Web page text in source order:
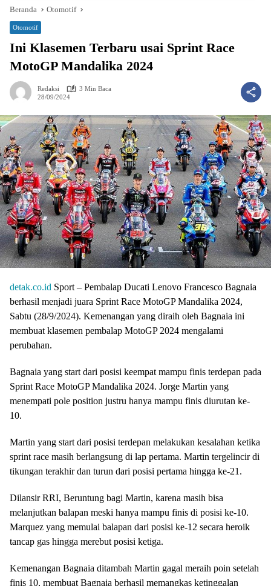
Beranda Otomotif
Otomotif
Ini Klasemen Terbaru usai Sprint Race
MotoGP Mandalika 2024
Redaksi
3 Min Baca
28/09/2024
detak.co.id Sport – Pembalap Ducati Lenovo Francesco Bagnaia
berhasil menjadi juara Sprint Race MotoGP Mandalika 2024,
Sabtu (28/9/2024). Kemenangan yang diraih oleh Bagnaia ini
membuat klasemen pembalap MotoGP 2024 mengalami
perubahan.
Bagnaia yang start dari posisi keempat mampu finis terdepan pada
Sprint Race MotoGP Mandalika 2024. Jorge Martin yang
menempati pole position justru hanya mampu finis diurutan ke-
10.
Martin yang start dari posisi terdepan melakukan kesalahan ketika
sprint race masih berlangsung di lap pertama. Martin tergelincir di
tikungan terakhir dan turun dari posisi pertama hingga ke-21.
Dilansir RRI, Beruntung bagi Martin, karena masih bisa
melanjutkan balapan meski hanya mampu finis di posisi ke-10.
Marquez yang memulai balapan dari posisi ke-12 secara heroik
tancap gas hingga merebut posisi ketiga.
Kemenangan Bagnaia ditambah Martin gagal meraih poin setelah
finis 10, membuat Bagnaia berhasil memangkas ketinggalan